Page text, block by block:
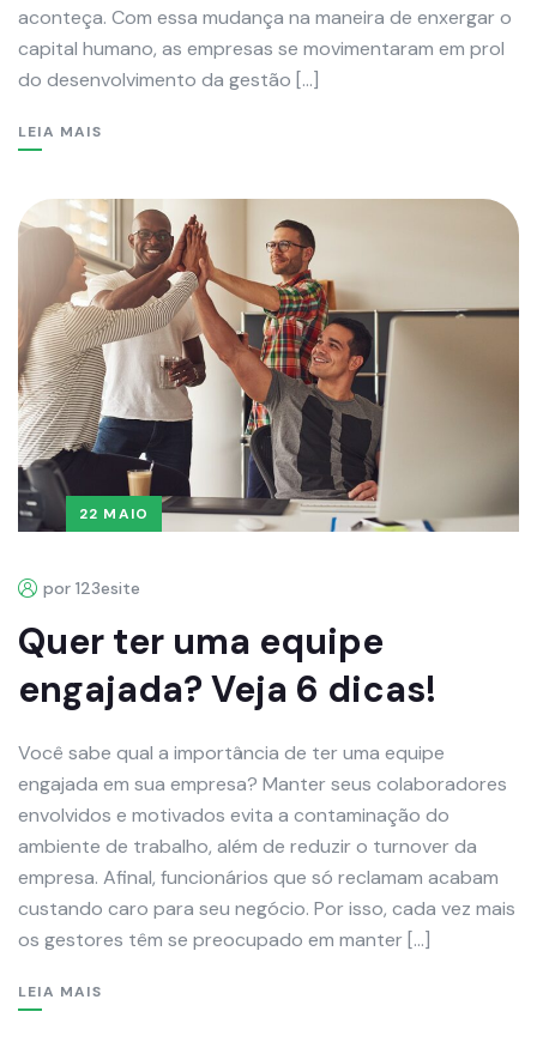
aconteça. Com essa mudança na maneira de enxergar o
capital humano, as empresas se movimentaram em prol
do desenvolvimento da gestão […]
LEIA MAIS
22 MAIO
por 123esite
Quer ter uma equipe
engajada? Veja 6 dicas!
Você sabe qual a importância de ter uma equipe
engajada em sua empresa? Manter seus colaboradores
envolvidos e motivados evita a contaminação do
ambiente de trabalho, além de reduzir o turnover da
empresa. Afinal, funcionários que só reclamam acabam
custando caro para seu negócio. Por isso, cada vez mais
os gestores têm se preocupado em manter […]
LEIA MAIS